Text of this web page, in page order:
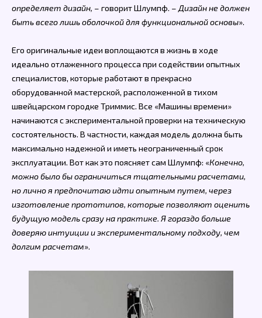
определяет дизайн, – говорит Шлумпф. – Дизайн не должен
быть всего лишь оболочкой для функциональной основы».
Его оригинальные идеи воплощаются в жизнь в ходе
идеально отлаженного процесса при содействии опытных
специалистов, которые работают в прекрасно
оборудованной мастерской, расположенной в тихом
швейцарском городке Триммис. Все «Машины времени»
начинаются с экспериментальной проверки на техническую
состоятельность. В частности, каждая модель должна быть
максимально надежной и иметь неограниченный срок
эксплуатации. Вот как это поясняет сам Шлумпф: «Конечно,
можно было бы ограничиться тщательными расчетами,
но лично я предпочитаю идти опытным путем, через
изготовление прототипов, которые позволяют оценить
будущую модель сразу на практике. Я гораздо больше
доверяю интуиции и экспериментальному подходу, чем
долгим расчетам».